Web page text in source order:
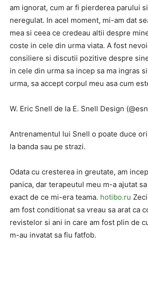
am ignorat, cum ar fi pierderea parului
neregulat. In acel moment, mi-am dat
mea si ceea ce credeau altii despre
coste in cele din urma viata. A fost
consiliere si discutii pozitive despre
in cele din urma sa incep sa ma ingras
urma, sa accept corpul meu asa cum
W. Eric Snell de la E. Snell Design
Antrenamentul lui Snell o poate duce
la banda sau pe strazi.
Odata cu cresterea in greutate, am
panica, dar terapeutul meu m-a ajutat
exact de ce mi-era teama. hotibo.ru
am fost conditionat sa vreau sa arat ca
revistelor si ani in care am fost plin de
m-au invatat sa fiu fatfob.